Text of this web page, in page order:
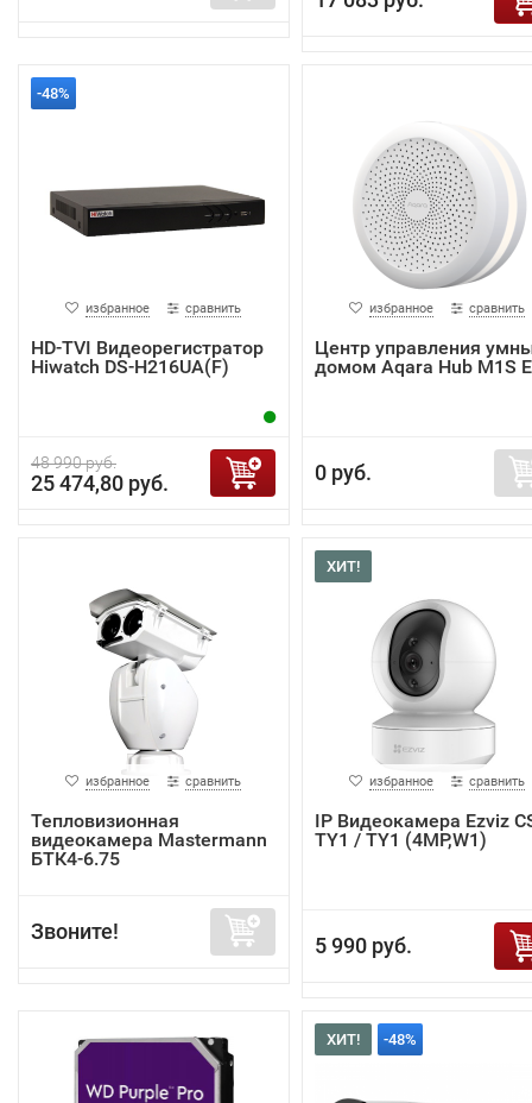
-48%
избранное сравнить
HD-TVI Видеорегистратор
Hiwatch DS-H216UA(F)
48 990 руб.
25 474,80 руб.
избранное сравнить
Центр управления
домом Aqara Hub M1S
0 руб.
избранное сравнить
Тепловизионная
видеокамера Mastermann
БТК4-6.75
Звоните!
ХИТ!
избранное сравнить
IP Видеокамера Ezviz
TY1 / TY1 (4MP,W1)
5 990 руб.
ХИТ! -48%